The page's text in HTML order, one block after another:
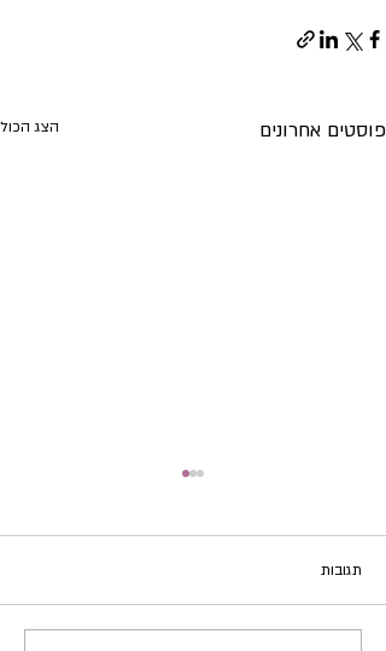
פוסטים אחרונים הצג הכול
בסמטאות רובע גיון
תגובות